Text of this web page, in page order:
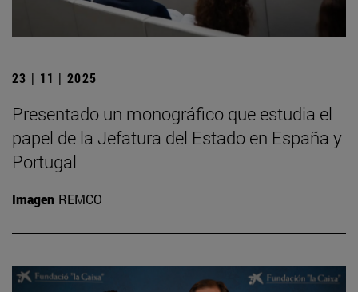
23 | 11 | 2025
Presentado un monográfico que estudia el
papel de la Jefatura del Estado en España y
Portugal
Imagen REMCO